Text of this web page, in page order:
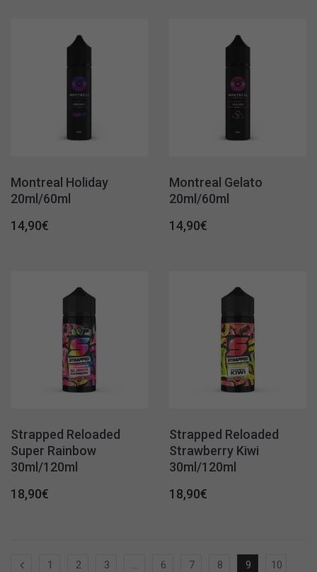
Montreal Holiday
20ml/60ml
14,90€
Montreal Gelato
20ml/60ml
14,90€
Strapped Reloaded
Super Rainbow
30ml/120ml
18,90€
Strapped Reloaded
Strawberry Kiwi
30ml/120ml
18,90€
1 2 3 … 6 7 8 9
10